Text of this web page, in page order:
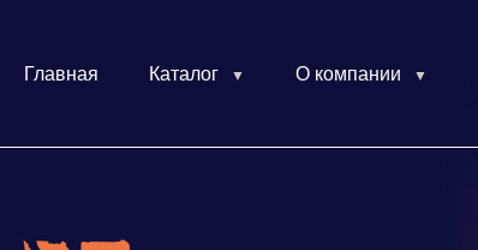
Главная Каталог О компании